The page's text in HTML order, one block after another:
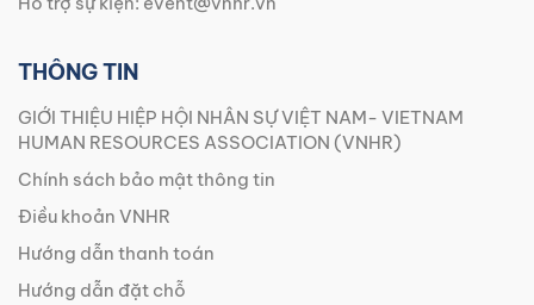
THÔNG TIN
GIỚI THIỆU HIỆP HỘI NHÂN SỰ VIỆT NAM- VIETNAM
HUMAN RESOURCES ASSOCIATION (VNHR)
Chính sách bảo mật thông tin
Điều khoản VNHR
Hướng dẫn thanh toán
Hướng dẫn đặt chỗ